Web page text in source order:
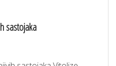
sastojaka